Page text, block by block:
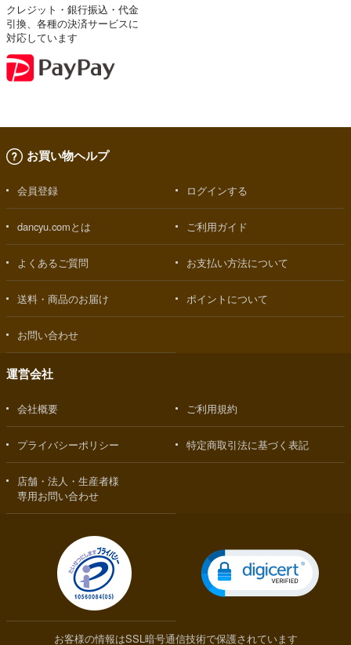
クレジット・銀行振込・代金
引換、各種の決済サービスに
対応しています
お買い物ヘルプ
会員登録 ログインする
dancyu.comとは ご利用ガイド
よくあるご質問 お支払い方法について
送料・商品のお届け ポイントについて
お問い合わせ
運営会社
会社概要 ご利用規約
プライバシーポリシー 特定商取引法に基づく表記
店舗・法人・生産者様
専用お問い合わせ
お客様の情報はSSL暗号通信技術で保護されています